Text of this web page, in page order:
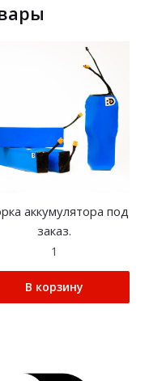
аккумулятора под
заказ.
1
В корзину